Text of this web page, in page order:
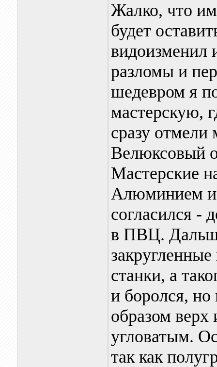
Жалко, что
будет
видоизменил
разломы и
шедевром я
мастерскую,
сразу отмели
Велюксовый
Мастерские
Алюминием и
согласился -
в ПВЦ.
станки, а
и боролся, но
образом верх
угловатым.
так как